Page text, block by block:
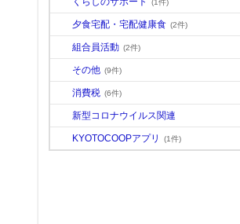
(1件)
夕食宅配・宅配健康食 (2件)
組合員活動 (2件)
その他 (9件)
消費税 (6件)
新型コロナウイルス関連
KYOTOCOOPアプリ (1件)